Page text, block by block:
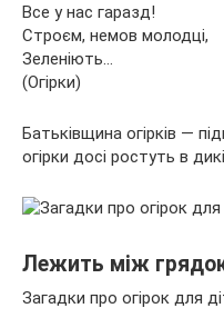
Все у нас гаразд!
Строєм, немов молодці,
Зеленіють…
(Огірки)
Батьківщина огірків —
огірки досі ростуть в
Лежить між
Загадки про огірок для